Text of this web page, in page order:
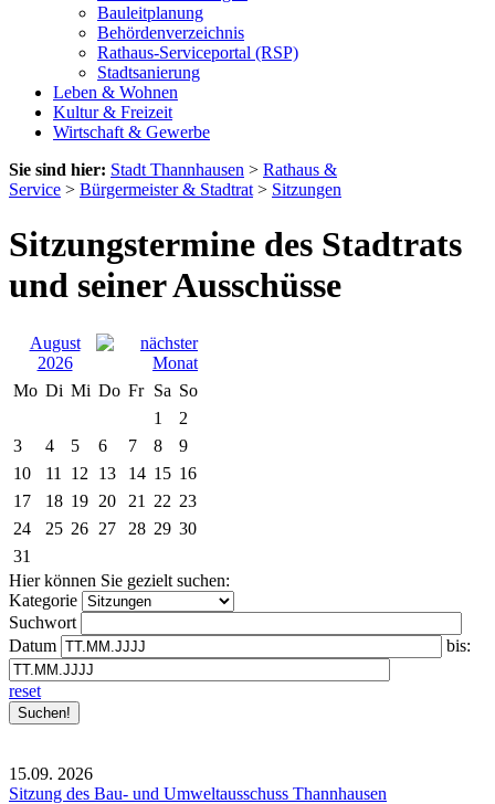
Bauleitplanung
Behördenverzeichnis
Rathaus-Serviceportal (RSP)
Stadtsanierung
Leben & Wohnen
Kultur & Freizeit
Wirtschaft & Gewerbe
Sie sind hier: Stadt Thannhausen > Rathaus &
Service > Bürgermeister & Stadtrat > Sitzungen
Sitzungstermine des Stadtrats
und seiner Ausschüsse
August
2026
Mo Di Mi Do Fr Sa So
1
2
3
4 5 6 7 8
9
10
11 12 13 14 15 16
17
18 19 20 21 22 23
24
25 26 27 28 29 30
31
Hier können Sie gezielt suchen:
Kategorie
Suchwort
Datum
bis:
reset
15.09. 2026
Sitzung des Bau- und Umweltausschuss Thannhausen